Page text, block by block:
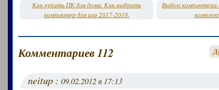
Как купить ПК для дома. Как выбрать
компьютер для игр 2017-2018.
Выбор компьютера
Комментариев 112
neitup :09.02.2012 в 17:13